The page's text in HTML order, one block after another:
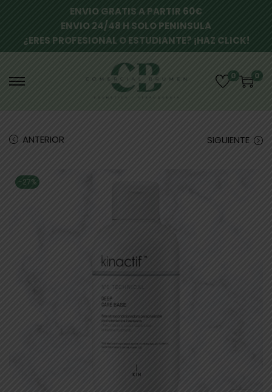
ENVIO GRATIS A PARTIR 60€
ENVIO 24/48 H SOLO PENINSULA
¿ERES PROFESIONAL O ESTUDIANTE? ¡HAZ CLICK!
0 0
ANTERIOR SIGUIENTE
-27%